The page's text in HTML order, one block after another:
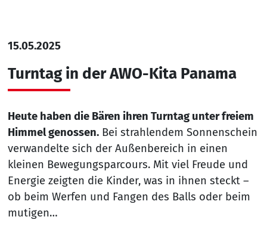
15.05.2025
Turntag in der AWO-Kita Panama
Heute haben die Bären ihren Turntag unter freiem
Himmel genossen.Bei strahlendem Sonnenschein
verwandelte sich der Außenbereich in einen
kleinen Bewegungsparcours. Mit viel Freude und
Energie zeigten die Kinder, was in ihnen steckt –
ob beim Werfen und Fangen des Balls oder beim
mutigen…